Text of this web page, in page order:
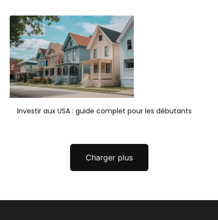
Investir aux USA : guide complet pour les débutants
Charger plus